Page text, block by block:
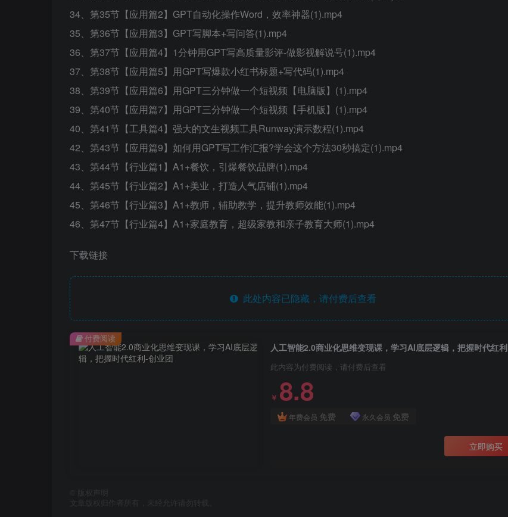
34、第35节【应用篇2】GPT自动化操作Word，效率神器(1).mp4
35、第36节【应用篇3】GPT写脚本+写问答(1).mp4
36、第37节【应用篇4】1分钟用GPT写高质量影评-做影视解说号(1).mp4
37、第38节【应用篇5】用GPT写爆款小红书标题+写代码(1).mp4
38、第39节【应用篇6】用GPT三分钟做一个短视频【电脑版】(1).mp4
39、第40节【应用篇7】用GPT三分钟做一个短视频【手机版】(1).mp4
40、第41节【工具篇4】强大的文生视频工具Runway演示数程(1).mp4
42、第43节【应用篇9】如何用GPT写工作汇报?学会这个方法30秒搞定(1).mp4
43、第44节【行业篇1】A1+餐饮，引爆餐饮品牌(1).mp4
44、第45节【行业篇2】A1+美业，打造人气店铺(1).mp4
45、第46节【行业篇3】A1+教师，辅助教学，提升教师效能(1).mp4
46、第47节【行业篇4】A1+家庭教育，超级家教和亲子教育大师(1).mp4
下载链接
此处内容已隐藏，请付费后查看
人工智能2.0商业化思维变现课，学习AI底层逻辑，把握时代红利
此内容为付费阅读，请付费后查看
￥ 8.8
年费会员 免费 永久会员 免费
立即购买
付费阅读
版权声明
文章版权归作者所有，未经允许请勿转载。